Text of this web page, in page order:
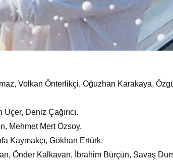
Volkan Önterlikçi, Oğuzhan Karakaya,
Deniz Çağırıcı.
Mehmet Mert Özsoy.
Kaymakçı, Gökhan Ertürk.
Önder Kalkavan, İbrahim Bürçün, Savaş